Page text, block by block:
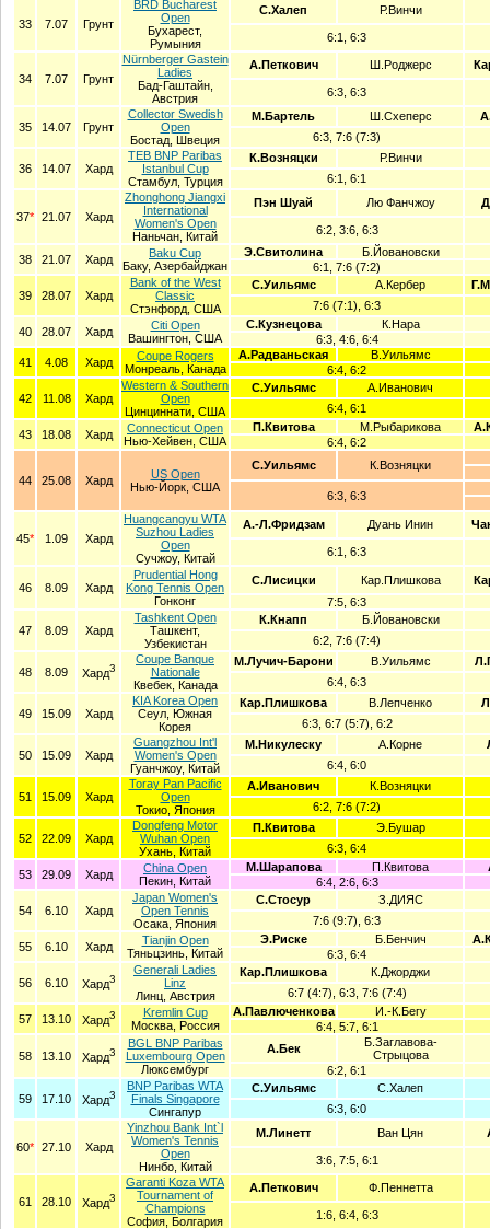
33 7.07 Грунт
BRD Bucharest
Open
Бухарест,
Румыния
С.Халеп Р.Винчи
6:1, 6:3
34 7.07 Грунт
Nürnberger Gastein
Ladies
Бад-Гаштайн,
Австрия
А.Петкович Ш.Роджерс
6:3, 6:3
35 14.07 Грунт
Collector Swedish
Open
Бостад, Швеция
М.Бартель Ш.Схеперс
6:3, 7:6 (7:3)
36 14.07 Хард
TEB BNP Paribas
Istanbul Cup
Стамбул, Турция
К.Возняцки
Р.Винчи
6:1, 6:1
37* 21.07 Хард
Zhonghong Jiangxi
International
Women's Open
Наньчан, Китай
Пэн Шуай Лю Фанчжоу
6:2, 3:6, 6:3
38 21.07 Хард
Baku Cup
Баку, Азербайджан
Э.Свитолина
Б.Йовановски
6:1, 7:6 (7:2)
39 28.07 Хард
Bank of the West
Classic
Стэнфорд, США
С.Уильямс А.Кербер
7:6 (7:1), 6:3
40
28.07 Хард
Citi Open
Вашингтон, США
С.Кузнецова
К.Нара
6:3, 4:6, 6:4
41
4.08 Хард
Coupe Rogers
Монреаль, Канада
А.Радваньская
В.Уильямс
6:4, 6:2
42 11.08 Хард
Western & Southern
Open
Цинциннати, США
С.Уильямс
А.Иванович
6:4, 6:1
43
18.08 Хард
Connecticut Open
Нью-Хейвен, США
П.Квитова М.Рыбарикова
6:4, 6:2
44 25.08 Хард
US Open
Нью-Йорк, США
С.Уильямс К.Возняцки
6:3, 6:3
45* 1.09 Хард
Huangcangyu WTA
Suzhou Ladies
Open
Сучжоу, Китай
А.-Л.Фридзам Дуань Инин
6:1, 6:3
46 8.09 Хард
Prudential Hong
Kong Tennis Open
Гонконг
С.Лисицки Кар.Плишкова
7:5, 6:3
47 8.09 Хард
Tashkent Open
Ташкент,
Узбекистан
К.Кнапп
Б.Йовановски
6:2, 7:6 (7:4)
48 8.09 ХардЗ
Coupe Banque
Nationale
Квебек, Канада
М.Лучич-Барони В.Уильямс
6:4, 6:3
49 15.09 Хард
KIA Korea Open
Сеул, Южная
Корея
Кар.Плишкова В.Лепченко
6:3, 6:7 (5:7), 6:2
50 15.09 Хард
Guangzhou Int'l
Women's Open
Гуанчжоу, Китай
М.Никулеску А.Корне
6:4, 6:0
51 15.09 Хард
Toray Pan Pacific
Open
Токио, Япония
А.Иванович
К.Возняцки
6:2, 7:6 (7:2)
52 22.09 Хард
Dongfeng Motor
Wuhan Open
Ухань, Китай
П.Квитова
Э.Бушар
6:3, 6:4
53
29.09 Хард
China Open
Пекин, Китай
М.Шарапова П.Квитова
6:4, 2:6, 6:3
54 6.10 Хард
Japan Women's
Open Tennis
Осака, Япония
С.Стосур
З.ДИЯС
7:6 (9:7), 6:3
55
6.10 Хард
Tianjin Open
Тяньцзинь, Китай
Э.Риске Б.Бенчич
6:3, 6:4
56 6.10 ХардЗ
Generali Ladies
Linz
Линц, Австрия
Кар.Плишкова
К.Джорджи
6:7 (4:7), 6:3, 7:6 (7:4)
57
13.10 ХардЗ
Kremlin Cup
Москва, Россия
А.Павлюченкова
И.-К.Бегу
6:4, 5:7, 6:1
58 13.10 ХардЗ
BGL BNP Paribas
Luxembourg Open
Люксембург
А.Бек
Б.Заглавова-
Стрыцова
6:2, 6:1
59 17.10 ХардЗ
BNP Paribas WTA
Finals Singapore
Сингапур
С.Уильямс
С.Халеп
6:3, 6:0
60* 27.10 Хард
Yinzhou Bank Int`l
Women's Tennis
Open
Нинбо, Китай
М.Линетт Ван Цян
3:6, 7:5, 6:1
61 28.10 ХардЗ
Garanti Koza WTA
Tournament of
Champions
София, Болгария
А.Петкович Ф.Пеннетта
1:6, 6:4, 6:3